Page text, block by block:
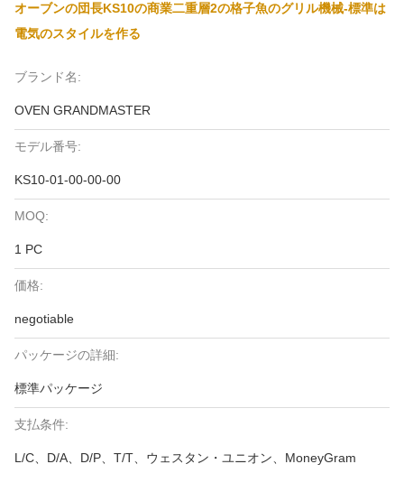
オーブンの団長KS10の商業二重層2の格子魚のグリル機械-標準は
電気のスタイルを作る
ブランド名:
OVEN GRANDMASTER
モデル番号:
KS10-01-00-00-00
MOQ:
1 PC
価格:
negotiable
パッケージの詳細:
標準パッケージ
支払条件:
L/C、D/A、D/P、T/T、ウェスタン・ユニオン、MoneyGram